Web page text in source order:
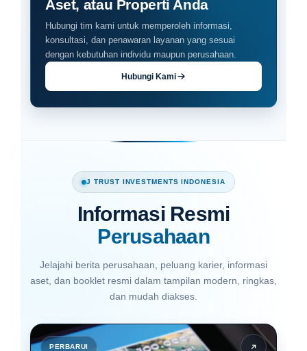
Aset, atau Properti Anda
Hubungi tim kami untuk memperoleh informasi,
konsultasi, dan penawaran layanan yang sesuai
dengan kebutuhan individu maupun perusahaan.
Hubungi Kami
J TRUST INVESTMENTS INDONESIA
Informasi Resmi
Perusahaan
Jelajahi berita perusahaan, peluang karier, informasi
aset, dan booklet resmi dalam tampilan modern, ringkas,
dan mudah diakses.
PERBARUI